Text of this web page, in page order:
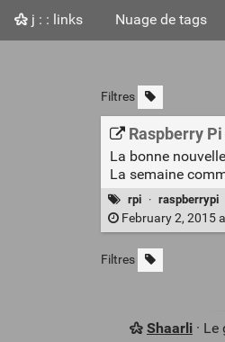
j : : links Nuage de tags
Filtres
Raspberry
La bonne
La semaine
rpi · raspberrypi
February 2, 2015
Filtres
Shaarli· Le